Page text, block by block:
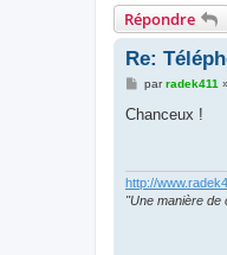
Répondre
Re:
M
s
parradek411 »
Chanceux !
http://
"Une manière de